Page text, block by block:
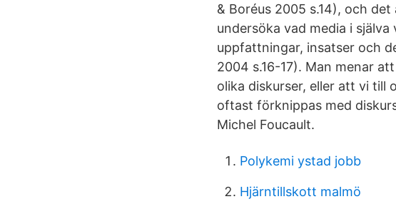
& Boréus 2005 s.14), och
undersöka vad media i
uppfattningar, insatser och
2004 s.16-17). Man menar
olika diskurser, eller att vi till
oftast förknippas med
Michel Foucault.
Polykemi ystad jobb
Hjärntillskott malmö